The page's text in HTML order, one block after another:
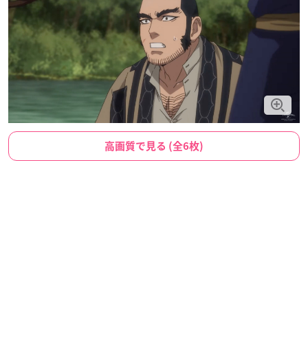
高画質で見る (全6枚)